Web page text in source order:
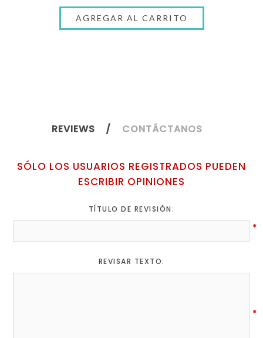
REVIEWS CONTÁCTANOS
SÓLO LOS USUARIOS REGISTRADOS PUEDEN
ESCRIBIR OPINIONES
TÍTULO DE REVISIÓN:
*
REVISAR TEXTO:
*